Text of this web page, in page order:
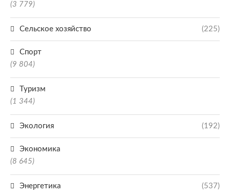
(3 779)
Сельское хозяйство (225)
Спорт
(9 804)
Туризм
(1 344)
Экология (192)
Экономика
(8 645)
Энергетика (537)